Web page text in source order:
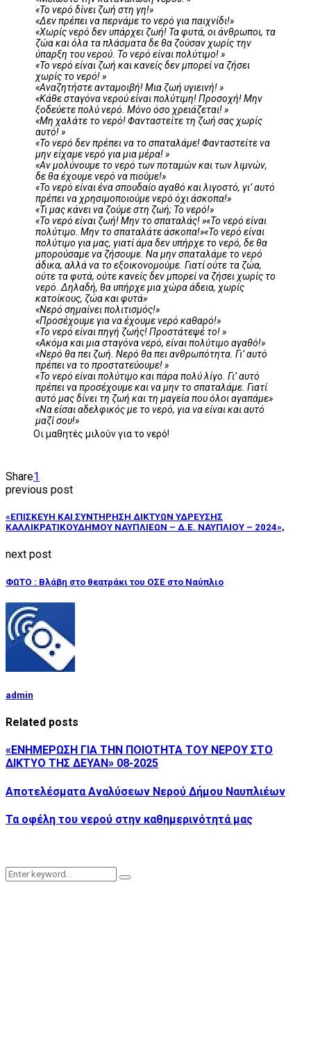
«Το νερό δίνει ζωή στη γη!»
«Δεν πρέπει να περνάμε το νερό για παιχνίδι!»
«Χωρίς νερό δεν υπάρχει ζωή! Τα φυτά, οι άνθρωποι, τα
ζώα και όλα τα πλάσματα δε θα ζούσαν χωρίς την
ύπαρξη του νερού. Το νερό είναι πολύτιμο! »
«Το νερό είναι ζωή και κανείς δεν μπορεί να ζήσει
χωρίς το νερό! »
«Αναζητήστε ανταμοιβή! Μια ζωή υγιεινή! »
«Κάθε σταγόνα νερού είναι πολύτιμη! Προσοχή! Μην
ξοδεύετε πολύ νερό. Μόνο όσο χρειάζεται! »
«Μη χαλάτε το νερό! Φανταστείτε τη ζωή σας χωρίς
αυτό! »
«Το νερό δεν πρέπει να το σπαταλάμε! Φανταστείτε να
μην είχαμε νερό για μια μέρα! »
«Αν μολύνουμε το νερό των ποταμών και των λιμνών,
δε θα έχουμε νερό να πιούμε!»
«Το νερό είναι ένα σπουδαίο αγαθό και λιγοστό, γι’ αυτό
πρέπει να χρησιμοποιούμε νερό όχι άσκοπα!»
«Τι μας κάνει να ζούμε στη ζωή; Το νερό!»
«Το νερό είναι ζωή! Μην το σπαταλάς! »«Το νερό είναι
πολύτιμο. Μην το σπαταλάτε άσκοπα!»«Το νερό είναι
πολύτιμο για μας, γιατί άμα δεν υπήρχε το νερό, δε θα
μπορούσαμε να ζήσουμε. Να μην σπαταλάμε το νερό
άδικα, αλλά να το εξοικονομούμε. Γιατί ούτε τα ζώα,
ούτε τα φυτά, ούτε κανείς δεν μπορεί να ζήσει χωρίς το
νερό. Δηλαδή, θα υπήρχε μια χώρα άδεια, χωρίς
κατοίκους, ζώα και φυτά»
«Νερό σημαίνει πολιτισμός!»
«Προσέχουμε για να έχουμε νερό καθαρό!»
«Το νερό είναι πηγή ζωής! Προστάτεψέ το! »
«Ακόμα και μια σταγόνα νερό, είναι πολύτιμο αγαθό!»
«Νερό θα πει ζωή. Νερό θα πει ανθρωπότητα. Γι’ αυτό
πρέπει να το προστατεύουμε! »
«Το νερό είναι πολύτιμο και πάρα πολύ λίγο. Γι’ αυτό
πρέπει να προσέχουμε και να μην το σπαταλάμε. Γιατί
αυτό μας δίνει τη ζωή και τη μαγεία που όλοι αγαπάμε»
«Να είσαι αδελφικός με το νερό, για να είναι και αυτό
μαζί σου!»
Οι μαθητές μιλούν για το νερό!
Share1
previous post
«ΕΠΙΣΚΕΥΗ ΚΑΙ ΣΥΝΤΗΡΗΣΗ ΔΙΚΤΥΩΝ ΥΔΡΕΥΣΗΣ
ΚΑΛΛΙΚΡΑΤΙΚΟΥΔΗΜΟΥ ΝΑΥΠΛΙΕΩΝ – Δ.Ε. ΝΑΥΠΛΙΟΥ – 2024»,
next post
ΦΩΤΟ : Βλάβη στο θεατράκι του ΟΣΕ στο Ναύπλιο
admin
Related posts
«ΕΝΗΜΕΡΩΣΗ ΓΙΑ ΤΗΝ ΠΟΙΟΤΗΤΑ ΤΟΥ ΝΕΡΟΥ ΣΤΟ
ΔΙΚΤΥΟ ΤΗΣ ΔΕΥΑΝ» 08-2025
Αποτελέσματα Αναλύσεων Νερού Δήμου Ναυπλιέων
Τα οφέλη του νερού στην καθημερινότητά μας
Search
Search